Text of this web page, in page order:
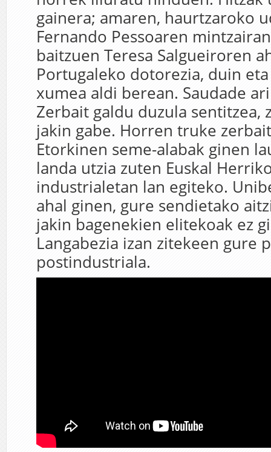
gainera; amaren, haurtzaroko
Fernando Pessoaren
baitzuen Teresa Salgueiroren
Portugaleko dotorezia, duin
xumea aldi berean. Saudade
Zerbait galdu duzula sentitzea,
jakin gabe. Horren truke
Etorkinen seme-alabak ginen
landa utzia zuten Euskal
industrialetan lan egiteko.
ahal ginen, gure sendietako
jakin bagenekien elitekoak ez
Langabezia izan zitekeen gure
postindustriala.